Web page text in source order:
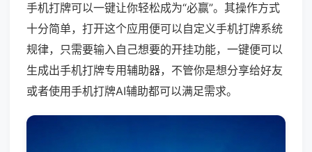
手机打牌可以一键让你轻松成为“必赢”。其操作方式
十分简单，打开这个应用便可以自定义手机打牌系统
规律，只需要输入自己想要的开挂功能，一键便可以
生成出手机打牌专用辅助器，不管你是想分享给好友
或者使用手机打牌AI辅助都可以满足需求。